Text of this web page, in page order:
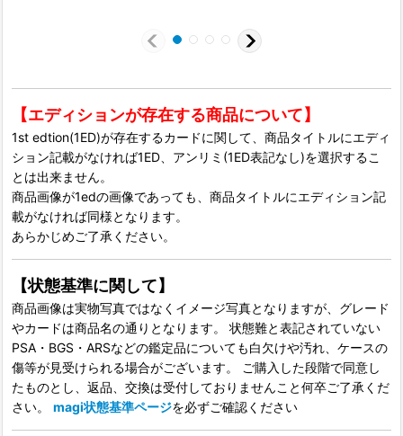
【エディションが存在する商品について】
1st edtion(1ED)が存在するカードに関して、商品タイトルにエディ
ション記載がなければ1ED、アンリミ(1ED表記なし)を選択するこ
とは出来ません。
商品画像が1edの画像であっても、商品タイトルにエディション記
載がなければ同様となります。
あらかじめご了承ください。
【状態基準に関して】
商品画像は実物写真ではなくイメージ写真となりますが、グレード
やカードは商品名の通りとなります。 状態難と表記されていない
PSA・BGS・ARSなどの鑑定品についても白欠けや汚れ、ケースの
傷等が見受けられる場合がございます。 ご購入した段階で同意し
たものとし、返品、交換は受付しておりませんこと何卒ご了承くだ
さい。 magi状態基準ページを必ずご確認ください